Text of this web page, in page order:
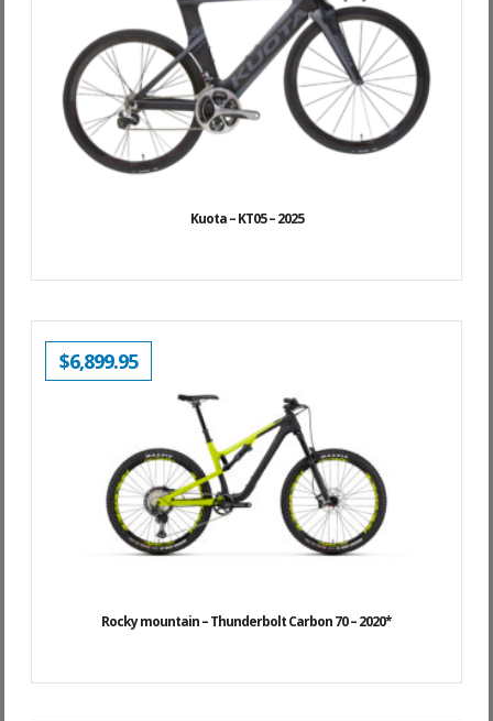
Kuota – KT05 – 2025
Rocky mountain – Thunderbolt Carbon 70 – 2020*
$6,899.95